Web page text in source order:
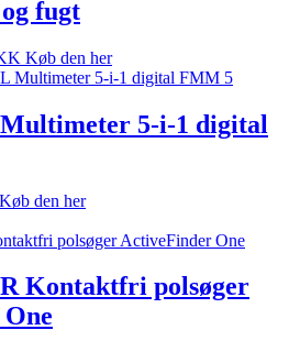
fugt
Køb den her
5-i-1 digital
Køb den her
Kontaktfri polsøger